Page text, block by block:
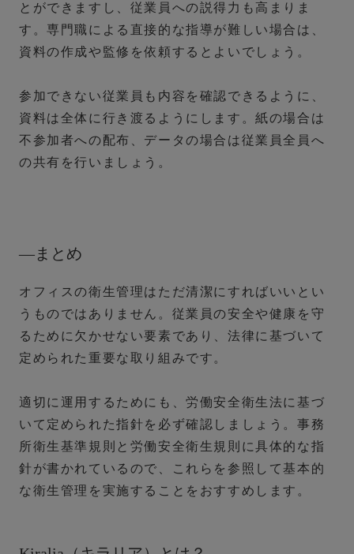
とができますし、従業員への説得力も高まりま
す。専門職による直接的な指導が難しい場合は、
資料の作成や監修を依頼するとよいでしょう。
参加できない従業員も内容を確認できるように、
資料は全体に行き渡るようにします。紙の場合は
不参加者への配布、データの場合は従業員全員へ
の共有を行いましょう。
―まとめ
オフィスの衛生管理はただ清潔にすればいいとい
うものではありません。従業員の安全や健康を守
るために欠かせない要素であり、法律に基づいて
定められた重要な取り組みです。
適切に運用するためにも、労働安全衛生法に基づ
いて定められた指針を必ず確認しましょう。事務
所衛生基準規則と労働安全衛生規則に具体的な指
針が書かれているので、これらを参照して基本的
な衛生管理を実施することをおすすめします。